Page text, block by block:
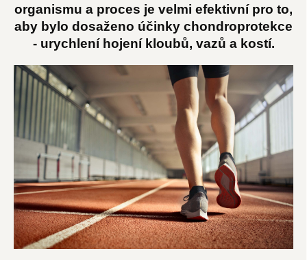
organismu a proces je velmi efektivní pro to,
aby bylo dosaženo účinky chondroprotekce
- urychlení hojení kloubů, vazů a kostí.